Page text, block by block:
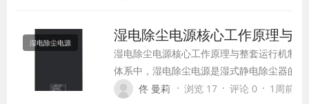
湿电除尘电源 湿电除尘电源核心工作原理与
湿电除尘电源核心工作原理与整套运行机制
体系中，湿电除尘电源是湿式静电除尘器的
套除尘设备的除尘效率、运行稳定性与污染
佟 曼莉 · 浏览 17 · 评论 0 · 1周前